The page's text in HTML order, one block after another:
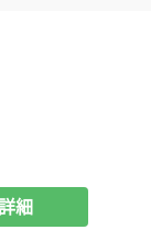
細